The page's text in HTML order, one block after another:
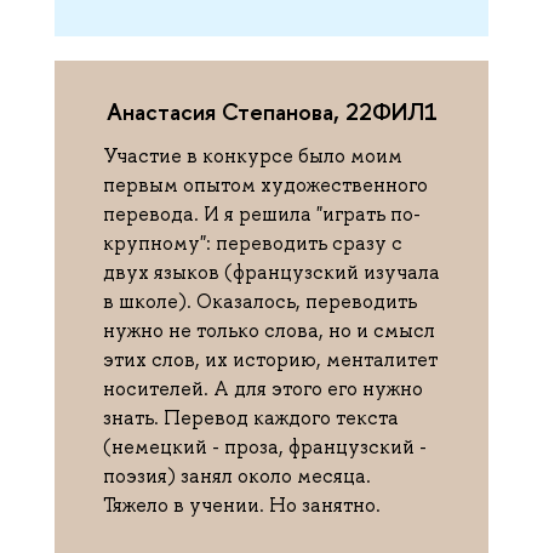
Анастасия Степанова, 22ФИЛ1
Участие в конкурсе было моим
первым опытом художественного
перевода. И я решила "играть по-
крупному": переводить сразу с
двух языков (французский изучала
в школе). Оказалось, переводить
нужно не только слова, но и смысл
этих слов, их историю, менталитет
носителей. А для этого его нужно
знать. Перевод каждого текста
(немецкий - проза, французский -
поэзия) занял около месяца.
Тяжело в учении. Но занятно.